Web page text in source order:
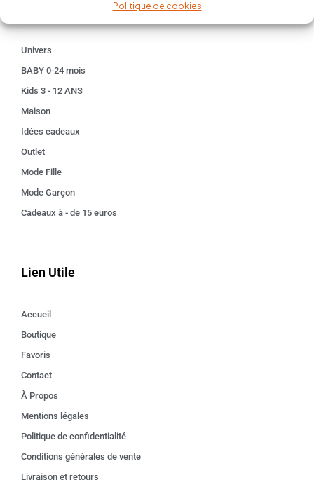
Politique de cookies
Univers
BABY 0-24 mois
Kids 3 - 12 ANS
Maison
Idées cadeaux
Outlet
Mode Fille
Mode Garçon
Cadeaux à - de 15 euros
Lien Utile
Accueil
Boutique
Favoris
Contact
À Propos
Mentions légales
Politique de confidentialité
Conditions générales de vente
Livraison et retours